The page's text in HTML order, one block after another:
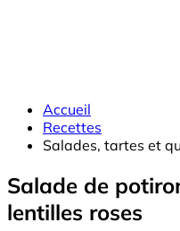
Accueil
Recettes
Salades, tartes et
Salade de
lentilles roses